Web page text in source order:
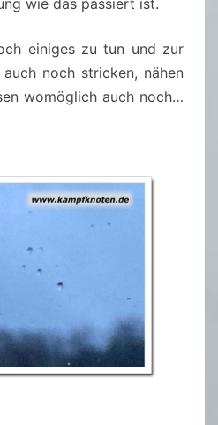
wie das passiert ist.
einiges zu tun und zur
noch stricken, nähen
womöglich auch noch…